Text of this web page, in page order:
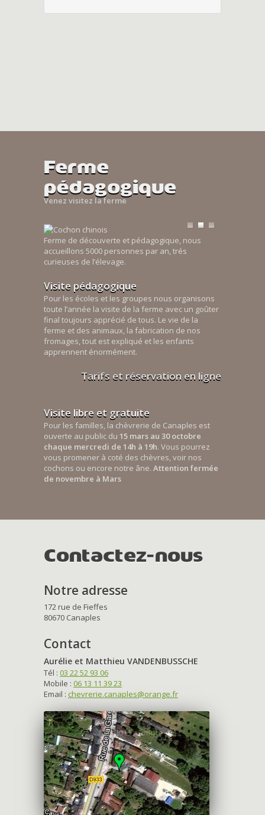
Ferme
pédagogique
Venez visitez la ferme
Ferme de découverte et pédagogique, nous
accueillons 5000 personnes par an, trés
curieuses de l’élevage.
Visite pédagogique
Pour les écoles et les groupes nous organisons
toute l’année la visite de la ferme avec un goûter
final toujours apprécié de tous. Le vie de la
ferme et des animaux, la fabrication de nos
fromages, tout est expliqué et les enfants
apprennent énormément.
Tarifs et réservation en ligne
Visite libre et gratuite
Pour les familles, la chèvrerie de Canaples est
ouverte au public du 15 mars au 30 octobre
chaque mercredi de 14h à 19h. Vous pourrez
vous promener à coté des chèvres, voir nos
cochons ou encore notre âne. Attention fermée
de novembre à Mars
Contactez-nous
Notre adresse
172 rue de Fieffes
80670 Canaples
Contact
Aurélie et Matthieu VANDENBUSSCHE
Tél : 03 22 52 93 06
Mobile : 06 13 11 39 23
Email : chevrerie.canaples@orange.fr